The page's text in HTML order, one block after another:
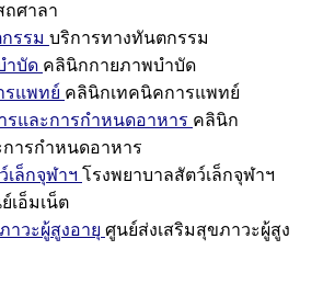
ถศาลา
รรม บริการทางทันตกรรม
ำบัด คลินิกกายภาพบำบัด
รแพทย์ คลินิกเทคนิคการแพทย์
และการกำหนดอาหาร คลินิก
ารกำหนดอาหาร
เล็กจุฬาฯ โรงพยาบาลสัตว์เล็กจุฬาฯ
เอ็มเน็ต
าวะผู้สูงอายุ ศูนย์ส่งเสริมสุขภาวะผู้สูง